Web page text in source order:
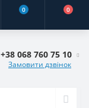
0 0
+38 068 760 75 10
Замовити дзвінок